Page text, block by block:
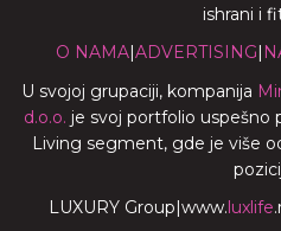
ishrani i
O NAMA|ADVERTISING|
U svojoj grupaciji, kompanija
d.o.o. je svoj portfolio uspešno
Living segment, gde je više
LUXURY Group|www.luxlife